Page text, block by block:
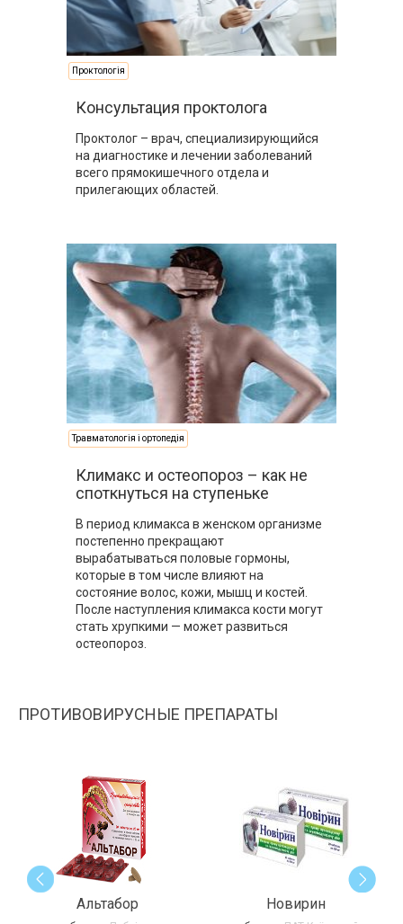
Проктологія
Консультация проктолога
Проктолог – врач, специализирующийся
на диагностике и лечении заболеваний
всего прямокишечного отдела и
прилегающих областей.
Травматологія і ортопедія
Климакс и остеопороз – как не
споткнуться на ступеньке
В период климакса в женском организме
постепенно прекращают
вырабатываться половые гормоны,
которые в том числе влияют на
состояние волос, кожи, мышц и костей.
После наступления климакса кости могут
стать хрупкими — может развиться
остеопороз.
ПРОТИВОВИРУСНЫЕ ПРЕПАРАТЫ
Альтабор Новирин